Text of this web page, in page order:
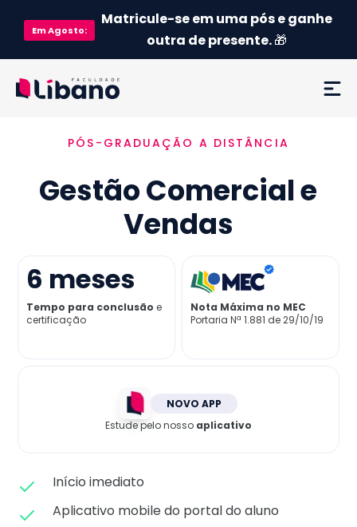
EmAgosto:
Matricule-se em uma pós e ganhe
outra de presente.🎁
Ementa
Como funciona
Credenciamento MEC
Preço
Já sou aluno
PÓS-GRADUAÇÃO A DISTÂNCIA
Gestão Comercial e
Vendas
6 meses
Tempo para conclusão e
certificação
Nota Máxima no MEC
Portaria Nª 1.881 de 29/10/19
NOVO APP
Estude pelo nosso aplicativo
Início imediato
Aplicativo mobile do portal do aluno